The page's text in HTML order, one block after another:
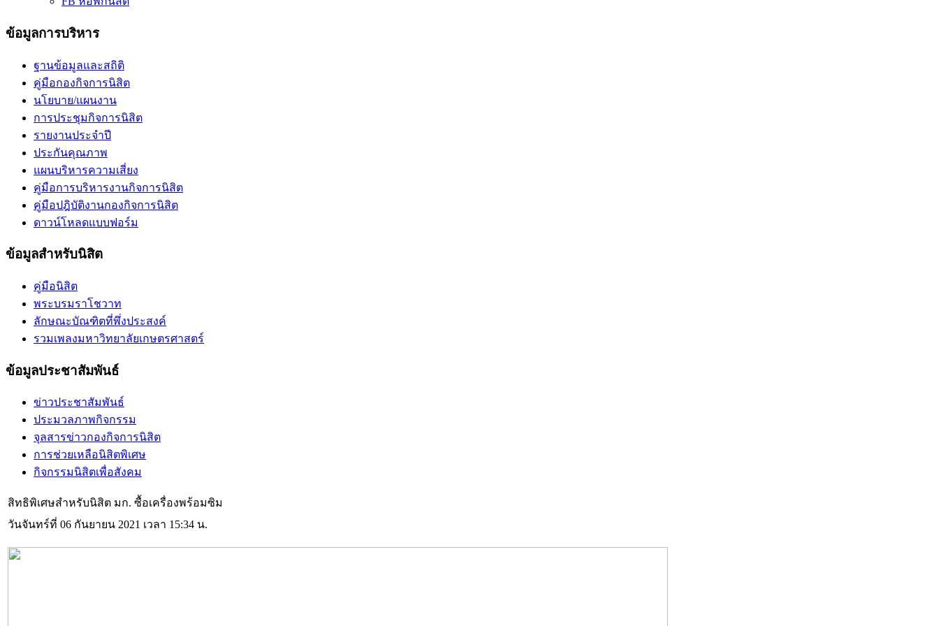
ข้อมูลการบริหาร
ฐานข้อมูลและสถิติ
คู่มือกองกิจการนิสิต
นโยบาย/แผนงาน
การประชุมกิจการนิสิต
รายงานประจำปี
ประกันคุณภาพ
แผนบริหารความเสี่ยง
คู่มือการบริหารงานกิจการนิสิต
คู่มือปฎิบัติงานกองกิจการนิสิต
ดาวน์โหลดแบบฟอร์ม
ข้อมูลสำหรับนิสิต
คู่มือนิสิต
พระบรมราโชวาท
ลักษณะบัณฑิตที่พึ่งประสงค์
รวมเพลงมหาวิทยาลัยเกษตรศาสตร์
ข้อมูลประชาสัมพันธ์
ข่าวประชาสัมพันธ์
ประมวลภาพกิจกรรม
จุลสารข่าวกองกิจการนิสิต
การช่วยเหลือนิสิตพิเศษ
กิจกรรมนิสิตเพื่อสังคม
สิทธิพิเศษสำหรับนิสิต มก. ซื้อเครื่องพร้อมซิม
วันจันทร์ที่ 06 กันยายน 2021 เวลา 15:34 น.